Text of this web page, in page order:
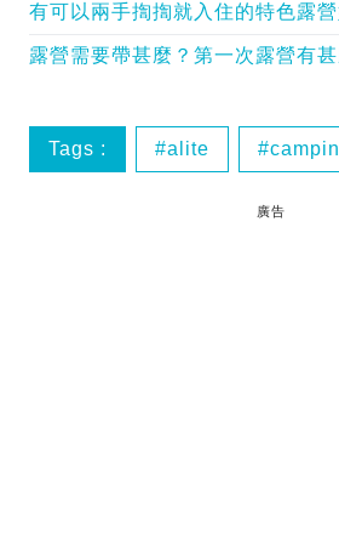
有可以兩手揈揈就入住的特色露營
露營需要帶甚麼？第一次露營有甚
Tags : alite
columbia
廣告